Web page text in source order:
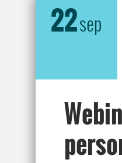
22sep